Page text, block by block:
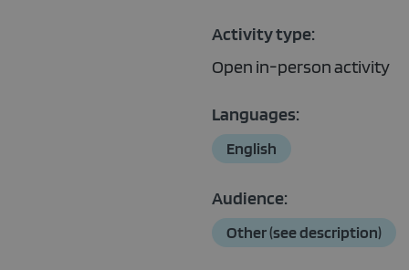
Activity type:
Open in-person activity
Languages:
English
Audience:
Other (see description)